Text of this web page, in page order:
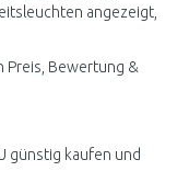
angezeigt,
Preis, Bewertung &
günstig kaufen und